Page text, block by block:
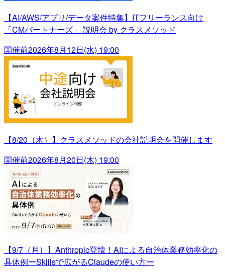
【AI/AWS/アプリ/データ案件特集】ITフリーランス向け
「CMパートナーズ」 説明会 by クラスメソッド
開催前2026年8月12日(水) 19:00
【8/20（木）】クラスメソッドの会社説明会を開催します
開催前2026年8月20日(木) 19:00
【9/7（月）】Anthropic登壇！AIによる自治体業務効率化の
具体例ーSkillsで広がるClaudeの使い方ー